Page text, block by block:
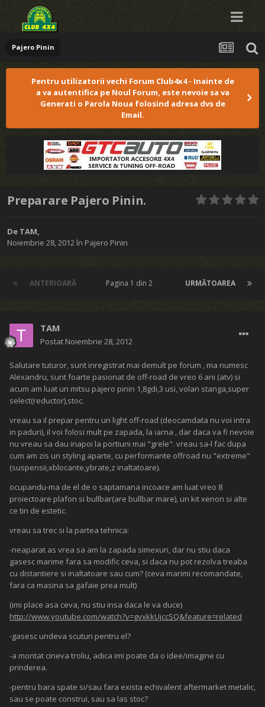
Pajero Pinin
Pentru utilizatorii vechi Forum Club4x4 - Inainte de
a va autentifica pe Noul Forum, este nevoie sa va
Generati o Parola Noua folosind adresa dvs de
Email.
Preparare Pajero Pinin.
De TAM,
Noiembrie 28, 2012în Pajero Pinin
ANTERIOARĂ URMĂTOAREA
Pagina 1 din 2
TAM
Postat Noiembrie 28, 2012
Salutare tuturor, sunt inregistrat mai demult pe forum , ma numesc
Alexandru, sunt foarte pasionat de off-road de vreo 6 ani (atv) si
acum am luat un mitsu pajero pinin 1,8gdi,3 usi, volan stanga,super
select(reductor),stoc.
vreau sa il prepar pentru un light off-road (deocamdata nu voi intra
in paduri), il voi folosi mult pe zapada, la iarna , dar daca va fi nevoie
nu vreau sa dau inapoi la portiuni mai "grele". vreau sa-l fac dupa
cum am zis un styling aparte, cu performante offroad nu "extreme"
(suspensii,xblocante,ybrate,z inaltatoare).
ocupandu-ma de el de o saptamana incoace am luat vreo 8
proiectoare plafon si bullbar(are bullbar mare), un kit xenon si alte
ce tin de estetic.
vreau sa trec si la partea tehnica:
-neaparat as vrea sa am la zapada simexuri, dar nu stiu daca
gasesc marime fara sa modific ceva, si daca nu pot rezolva treaba
cu distantiere si inaltatoare sau cum? (ceva marimi recomandate,
fara ca masina sa gafaie prea mult)
(imi place asa ceva, nu stiu insa daca le va duce)
http://www.youtube.com/watch?v=gvxkkUjccSQ&feature=related
-gasesc undeva scuturi pentru el?
-a montat cineva troliu, adica imi poate da o idee/imagine cu
prinderea.
-pentru bara spate si/sau fara exista echivalent aftermarket metalic,
sau se poate construi, sau sa las stoc?